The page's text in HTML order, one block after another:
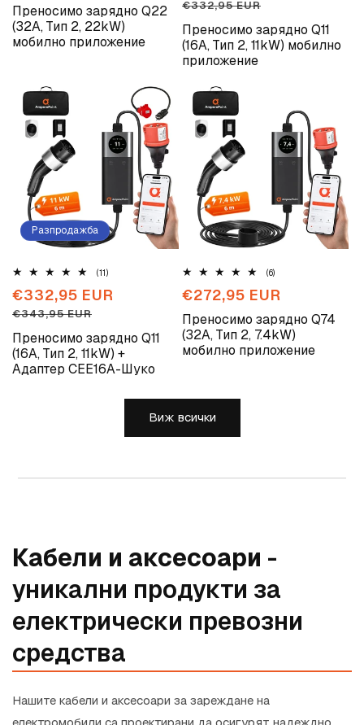
Преносимо зарядно Q22
(32A, Тип 2, 22kW)
мобилно приложение
Преносимо зарядно Q11
(16A, Тип 2, 11kW) мобилно
приложение
€332,95 EUR
Разпродажба
Преносимо зарядно Q11
(16A, Тип 2, 11kW) +
Адаптер CEE16A-Шуко
(11)11
отзиви
Промоционална
цена
€332,95 EUR
Обичайна
€343,95 EUR
Преносимо зарядно Q74
(32A, Тип 2, 7.4kW)
мобилно приложение
(6)
отзиви
Обичайна
цена
€272,95 EUR
Виж всички
Кабели и аксесоари -
уникални продукти за
електрически превозни
средства
Нашите кабели и аксесоари за зареждане на